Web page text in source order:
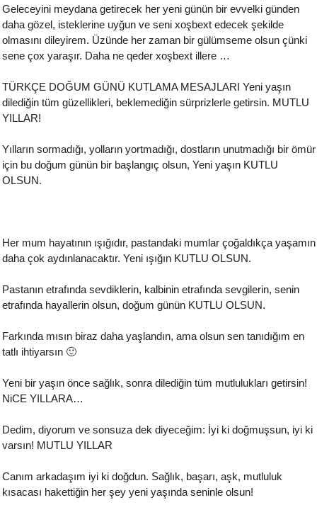
Geleceyini meydana getirecek her yeni günün bir evvelki günden
daha gözel, isteklerine uyğun ve seni xoşbext edecek şekilde
olmasını dileyirem. Üzünde her zaman bir gülümseme olsun çünki
sene çox yaraşır. Daha ne qeder xoşbext illere …
TÜRKÇE DOĞUM GÜNÜ KUTLAMA MESAJLARI Yeni yaşın
dilediğin tüm güzellikleri, beklemediğin sürprizlerle getirsin. MUTLU
YILLAR!
Yılların sormadığı, yolların yortmadığı, dostların unutmadığı bir ömür
için bu doğum günün bir başlangıç olsun, Yeni yaşın KUTLU
OLSUN.
Her mum hayatının ışığıdır, pastandaki mumlar çoğaldıkça yaşamın
daha çok aydınlanacaktır. Yeni ışığın KUTLU OLSUN.
Pastanın etrafında sevdiklerin, kalbinin etrafında sevgilerin, senin
etrafında hayallerin olsun, doğum günün KUTLU OLSUN.
Farkında mısın biraz daha yaşlandın, ama olsun sen tanıdığım en
tatlı ihtiyarsın 🙂
Yeni bir yaşın önce sağlık, sonra dilediğin tüm mutlulukları getirsin!
NiCE YILLARA…
Dedim, diyorum ve sonsuza dek diyeceğim: İyi ki doğmuşsun, iyi ki
varsın! MUTLU YILLAR
Canım arkadaşım iyi ki doğdun. Sağlık, başarı, aşk, mutluluk
kısacası hakettiğin her şey yeni yaşında seninle olsun!